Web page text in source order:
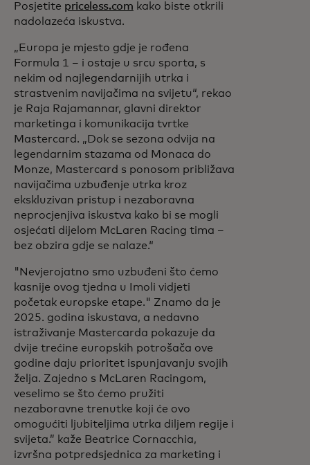
Posjetite priceless.com kako biste otkrili
nadolazeća iskustva.
„Europa je mjesto gdje je rođena
Formula 1 – i ostaje u srcu sporta, s
nekim od najlegendarnijih utrka i
strastvenim navijačima na svijetu“, rekao
je Raja Rajamannar, glavni direktor
marketinga i komunikacija tvrtke
Mastercard. „Dok se sezona odvija na
legendarnim stazama od Monaca do
Monze, Mastercard s ponosom približava
navijačima uzbuđenje utrka kroz
ekskluzivan pristup i nezaboravna
neprocjenjiva iskustva kako bi se mogli
osjećati dijelom McLaren Racing tima –
bez obzira gdje se nalaze.“
"Nevjerojatno smo uzbuđeni što ćemo
kasnije ovog tjedna u Imoli vidjeti
početak europske etape." Znamo da je
2025. godina iskustava, a nedavno
istraživanje Mastercarda pokazuje da
dvije trećine europskih potrošača ove
godine daju prioritet ispunjavanju svojih
želja. Zajedno s McLaren Racingom,
veselimo se što ćemo pružiti
nezaboravne trenutke koji će ovo
omogućiti ljubiteljima utrka diljem regije i
svijeta.” kaže Beatrice Cornacchia,
izvršna potpredsjednica za marketing i